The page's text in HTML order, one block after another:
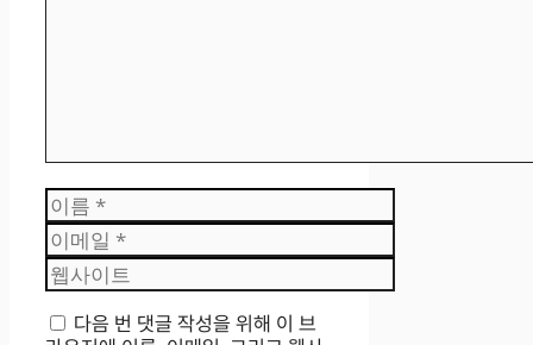
이
름
이
메
일
웹
사
이
트
다음 번 댓글 작성을 위해 이 브